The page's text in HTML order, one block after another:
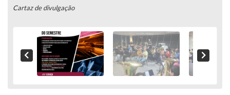
Cartaz de divulgação